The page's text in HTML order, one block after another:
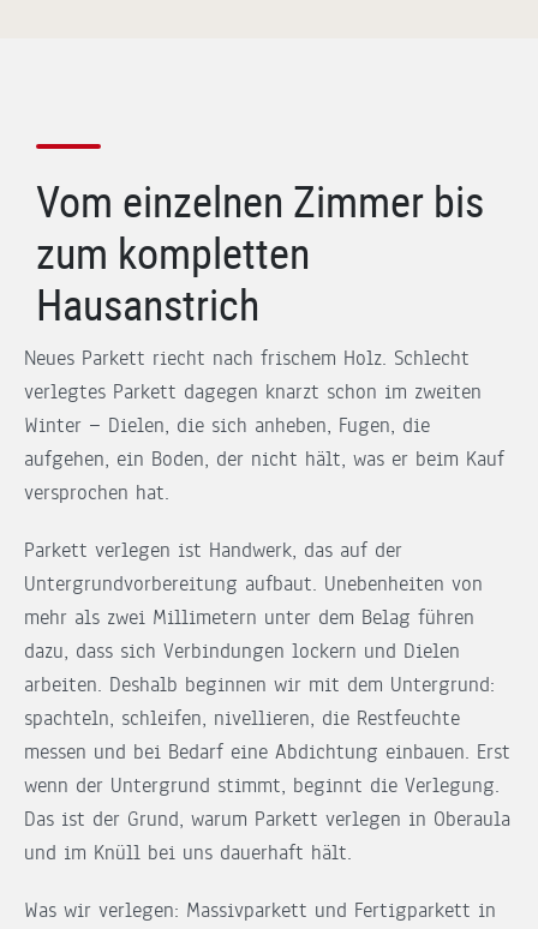
Vom einzelnen Zimmer bis
zum kompletten
Hausanstrich
Neues Parkett riecht nach frischem Holz. Schlecht
verlegtes Parkett dagegen knarzt schon im zweiten
Winter — Dielen, die sich anheben, Fugen, die
aufgehen, ein Boden, der nicht hält, was er beim Kauf
versprochen hat.
Parkett verlegen ist Handwerk, das auf der
Untergrundvorbereitung aufbaut. Unebenheiten von
mehr als zwei Millimetern unter dem Belag führen
dazu, dass sich Verbindungen lockern und Dielen
arbeiten. Deshalb beginnen wir mit dem Untergrund:
spachteln, schleifen, nivellieren, die Restfeuchte
messen und bei Bedarf eine Abdichtung einbauen. Erst
wenn der Untergrund stimmt, beginnt die Verlegung.
Das ist der Grund, warum Parkett verlegen in Oberaula
und im Knüll bei uns dauerhaft hält.
Was wir verlegen: Massivparkett und Fertigparkett in